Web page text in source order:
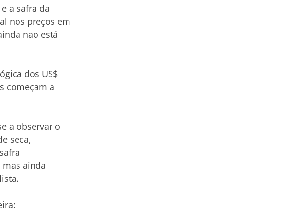
a safra da
nos preços em
não está
dos US$
começam a
a observar o
seca,
ainda